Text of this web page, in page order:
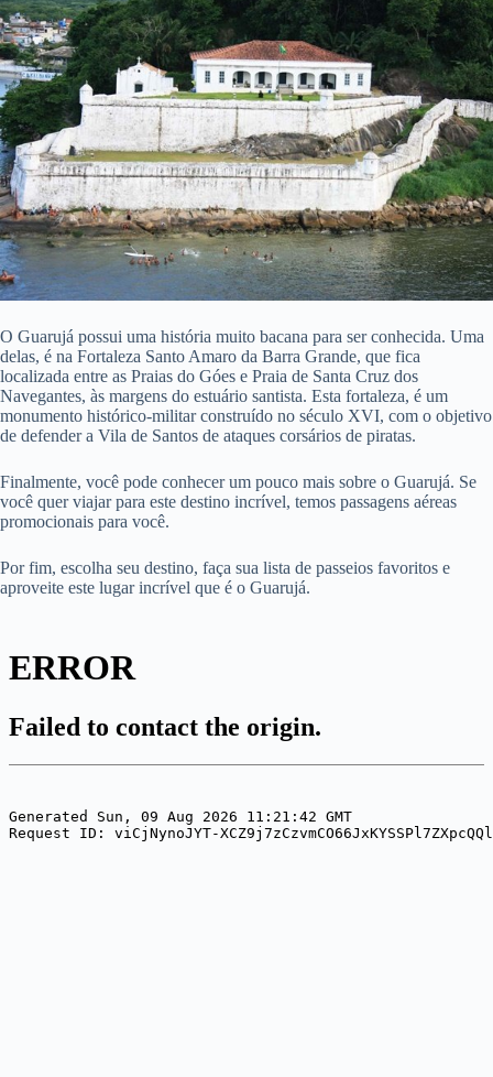
O Guarujá possui uma história muito bacana para ser conhecida. Uma
delas, é na Fortaleza Santo Amaro da Barra Grande, que fica
localizada entre as Praias do Góes e Praia de Santa Cruz dos
Navegantes, às margens do estuário santista. Esta fortaleza, é um
monumento histórico-militar construído no século XVI, com o objetivo
de defender a Vila de Santos de ataques corsários de piratas.
Finalmente, você pode conhecer um pouco mais sobre o Guarujá. Se
você quer viajar para este destino incrível, temos passagens aéreas
promocionais para você.
Por fim, escolha seu destino, faça sua lista de passeios favoritos e
aproveite este lugar incrível que é o Guarujá.